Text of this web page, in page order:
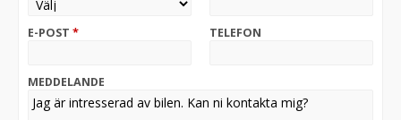
Teleservices
Personal eSIM
Utförande för kallt klimat
AGM-batteri 60 Ah
E-POST * TELEFON
MEDDELANDE